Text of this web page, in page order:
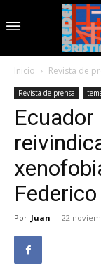
Inicio Revista de
Revista de prensa
Por Juan - 22